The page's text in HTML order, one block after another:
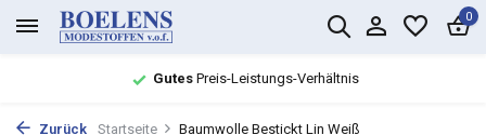
0
GutesPreis-Leistungs-Verhältnis
Zurück Startseite Baumwolle Bestickt Lin Weiß